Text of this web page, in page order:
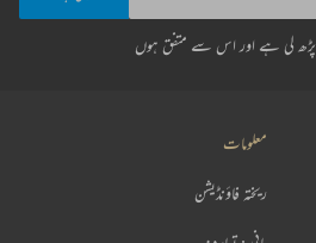
پڑھ لی ہے اور اس سے متفق ہوں
معلومات
ریختہ فاؤنڈیشن